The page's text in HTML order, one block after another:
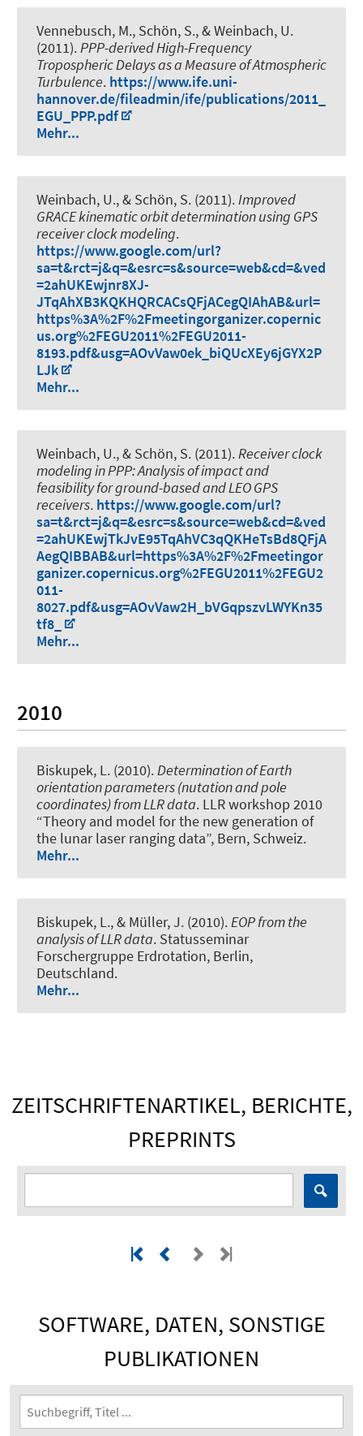
Vennebusch, M., Schön, S., & Weinbach, U.
(2011). PPP-derived High-Frequency
Tropospheric Delays as a Measure of Atmospheric
Turbulence. https://www.ife.uni-
hannover.de/fileadmin/ife/publications/2011_
EGU_PPP.pdf
Mehr...
Weinbach, U., & Schön, S. (2011).Improved
GRACE kinematic orbit determination using GPS
receiver clock modeling.
https://www.google.com/url?
sa=t&rct=j&q=&esrc=s&source=web&cd=&ved
=2ahUKEwjnr8XJ-
JTqAhXB3KQKHQRCACsQFjACegQIAhAB&url=
https%3A%2F%2Fmeetingorganizer.copernic
us.org%2FEGU2011%2FEGU2011-
8193.pdf&usg=AOvVaw0ek_biQUcXEy6jGYX2P
LJk
Mehr...
Weinbach, U., & Schön, S. (2011).Receiver clock
modeling in PPP: Analysis of impact and
feasibility for ground-based and LEO GPS
receivers. https://www.google.com/url?
sa=t&rct=j&q=&esrc=s&source=web&cd=&ved
=2ahUKEwjTkJvE95TqAhVC3qQKHeTsBd8QFjA
AegQIBBAB&url=https%3A%2F%2Fmeetingor
ganizer.copernicus.org%2FEGU2011%2FEGU2
011-
8027.pdf&usg=AOvVaw2H_bVGqpszvLWYKn35
tf8_
Mehr...
2010
Biskupek, L. (2010).Determination of Earth
orientation parameters (nutation and pole
coordinates) from LLR data. LLR workshop 2010
“Theory and model for the new generation of
the lunar laser ranging data”, Bern, Schweiz.
Mehr...
Biskupek, L., & Müller, J. (2010).EOP from the
analysis of LLR data. Statusseminar
Forschergruppe Erdrotation, Berlin,
Deutschland.
Mehr...
ZEITSCHRIFTENARTIKEL, BERICHTE,
PREPRINTS
SOFTWARE, DATEN, SONSTIGE
PUBLIKATIONEN